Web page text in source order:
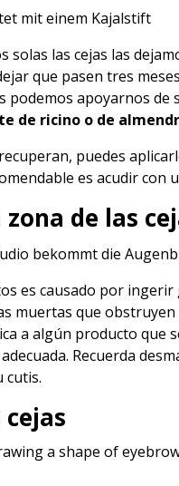
solas las cejas las
que pasen tres
podemos apoyarnos
de ricino o de
puedes
es acudir con
de las
es causado por
muertas que
a algún producto que
Recuerda
cutis.
cejas